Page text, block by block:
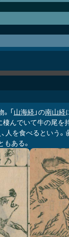
「山海経 」の南山経
棲んでいて牛の尾を
人を食べるという
ある。